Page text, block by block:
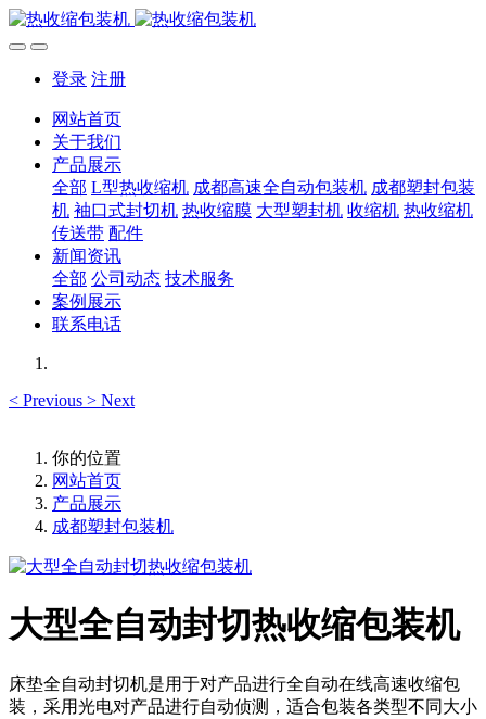
登录 注册
网站首页
关于我们
产品展示
全部 L型热收缩机 成都高速全自动包装机 成都塑封包装
机 袖口式封切机 热收缩膜 大型塑封机 收缩机 热收缩机
传送带 配件
新闻资讯
全部 公司动态 技术服务
案例展示
联系电话
< Previous > Next
你的位置
网站首页
产品展示
成都塑封包装机
大型全自动封切热收缩包装机
床垫全自动封切机是用于对产品进行全自动在线高速收缩包
装，采用光电对产品进行自动侦测，适合包装各类型不同大小